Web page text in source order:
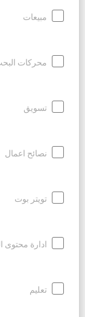
مبيعات
محركات
تسويق
نصائح اعمال
تويتر بوت
ادارة محتوى
تعليم